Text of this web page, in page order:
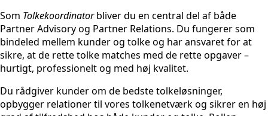
Som Tolkekoordinatorbliver du en central del af både
Partner Advisory og Partner Relations. Du fungerer som
bindeled mellem kunder og tolke og har ansvaret for at
sikre, at de rette tolke matches med de rette opgaver –
hurtigt, professionelt og med høj kvalitet.
Du rådgiver kunder om de bedste tolkeløsninger,
opbygger relationer til vores tolkenetværk og sikrer en høj